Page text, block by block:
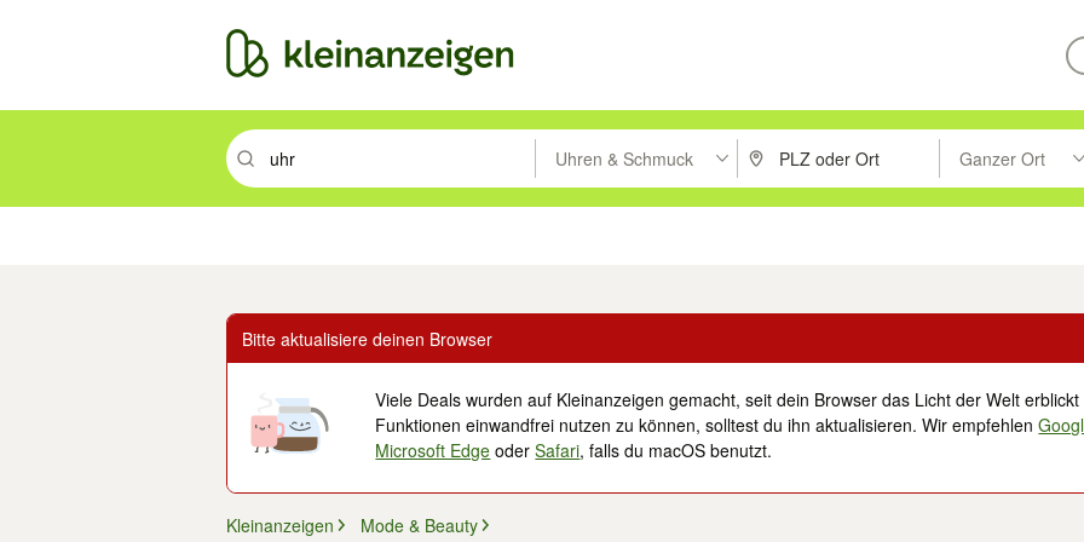
Suchbegriff eingeben. Eingabetaste drücken um zu suchen, oder Vorschläge mit den Pfeiltasten nach oben/
Uhren & Schmuck PLZ oder Ort eingeben. Eingabetaste
Ganzer Ort
Suche im
Bitte aktualisiere deinen Browser
Viele Deals wurden auf Kleinanzeigen gemacht, seit dein Browser das Licht der Welt
Funktionen einwandfrei nutzen zu können, solltest du ihn aktualisieren. Wir empfehlen
Microsoft Edge oderSafari, falls du macOS benutzt.
Kleinanzeigen
Mode & Beauty